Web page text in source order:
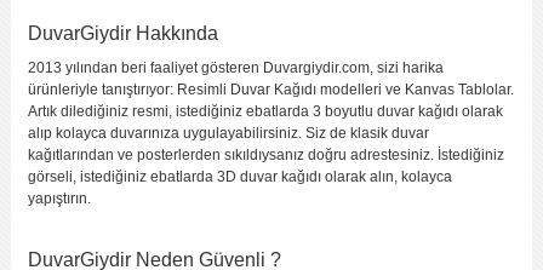
Yorumu Gönder
DuvarGiydir Hakkında
2013 yılından beri faaliyet gösteren Duvargiydir.com, sizi harika
ürünleriyle tanıştırıyor: Resimli Duvar Kağıdı modelleri ve Kanvas Tablolar.
Artık dilediğiniz resmi, istediğiniz ebatlarda 3 boyutlu duvar kağıdı olarak
alıp kolayca duvarınıza uygulayabilirsiniz. Siz de klasik duvar
kağıtlarından ve posterlerden sıkıldıysanız doğru adrestesiniz. İstediğiniz
görseli, istediğiniz ebatlarda 3D duvar kağıdı olarak alın, kolayca
yapıştırın.
DuvarGiydir Neden Güvenli ?